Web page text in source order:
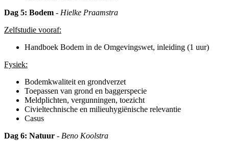
Dag 5: Bodem - Hielke Praamstra
Zelfstudie vooraf:
Handboek Bodem in de Omgevingswet, inleiding (1 uur)
Fysiek:
Bodemkwaliteit en grondverzet
Toepassen van grond en baggerspecie
Meldplichten, vergunningen, toezicht
Civieltechnische en milieuhygiënische relevantie
Casus
Dag 6: Natuur - Beno Koolstra